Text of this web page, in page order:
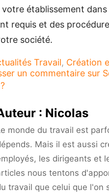
établissement
requis et des
société.
Travail, Création
un commentaire sur
: Nicolas
monde du travail est
Mais il est aussi
les dirigeants et
nous tentons
travail que celui que l'on